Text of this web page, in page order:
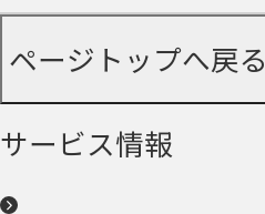
ページトップへ戻る
サービス情報